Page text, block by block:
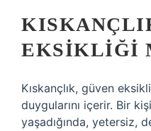
EKSIKLIĞI
Kıskançlık, güven
duygularını içerir. Bir
yaşadığında, yetersiz,